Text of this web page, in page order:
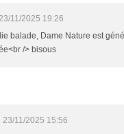
11/2025 19:26
balade, Dame Nature est
/> bisous
23/11/2025 15:56